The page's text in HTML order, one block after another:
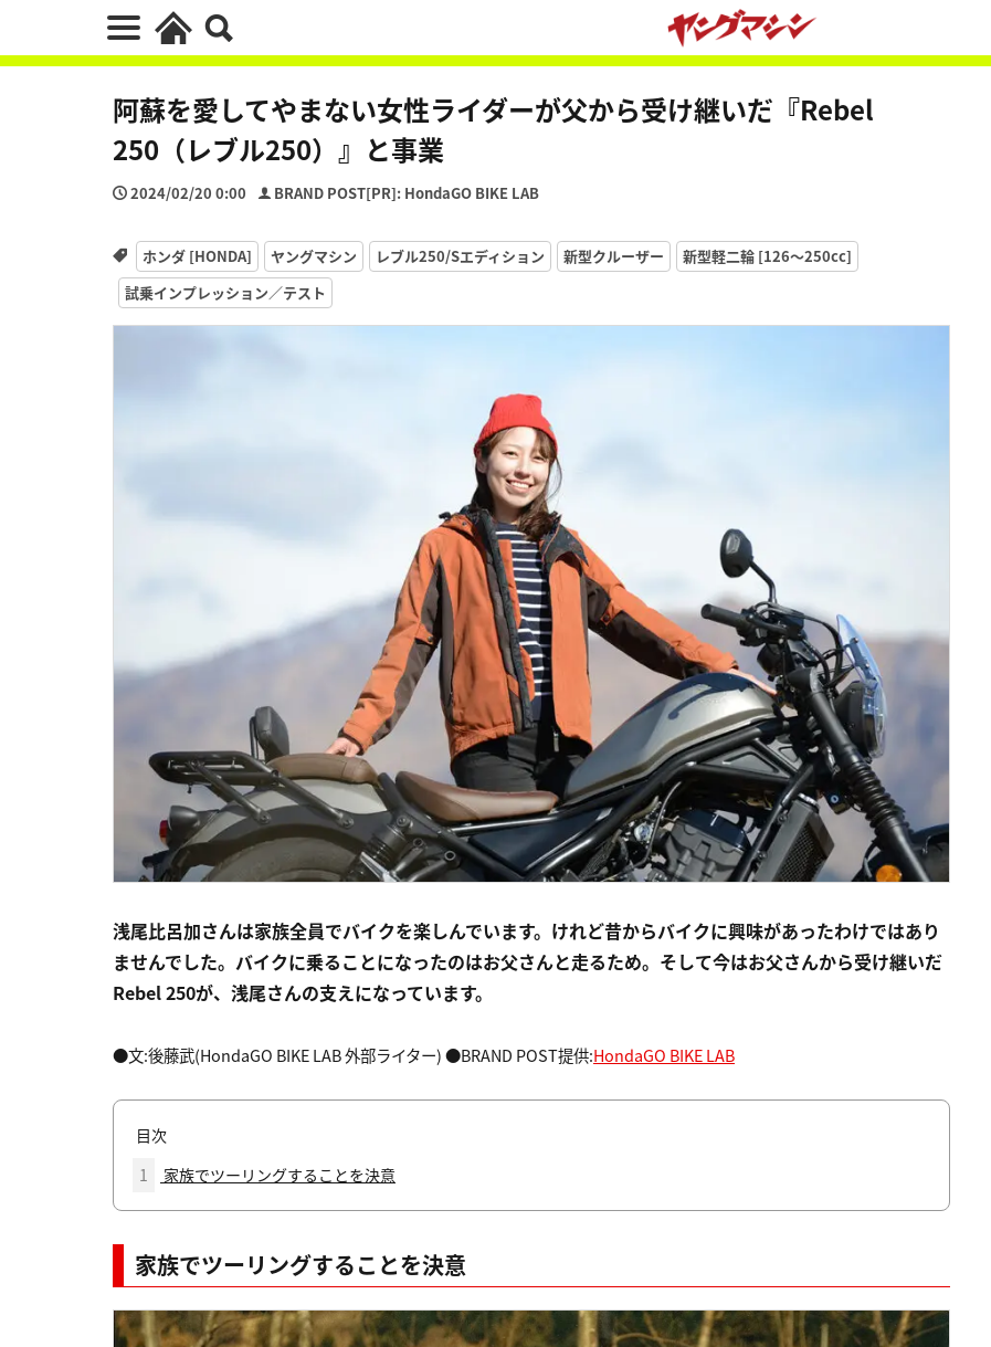
阿蘇を愛してやまない女性ライダーが父から受け継いだ『Rebel
250（レブル250）』と事業
2024/02/20 0:00 BRAND POST[PR]: HondaGO BIKE LAB
ホンダ [HONDA] ヤングマシン レブル250/Sエディション 新型クルーザー
新型軽二輪 [126〜250cc]
試乗インプレッション／テスト
浅尾比呂加さんは家族全員でバイクを楽しんでいます。けれど昔からバイクに興味があったわけではあり
ませんでした。バイクに乗ることになったのはお父さんと走るため。そして今はお父さんから受け継いだ
Rebel 250が、浅尾さんの支えになっています。
●文:後藤武(HondaGO BIKE LAB 外部ライター) ●BRAND POST提供:HondaGO BIKE LAB
目次
1
家族でツーリングすることを決意
家族でツーリングすることを決意